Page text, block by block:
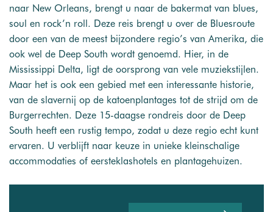
naar New Orleans, brengt u naar de bakermat van blues,
soul en rock’n roll. Deze reis brengt u over de Bluesroute
door een van de meest bijzondere regio’s van Amerika, die
ook wel de Deep South wordt genoemd. Hier, in de
Mississippi Delta, ligt de oorsprong van vele muziekstijlen.
Maar het is ook een gebied met een interessante historie,
van de slavernij op de katoenplantages tot de strijd om de
Burgerrechten. Deze 15-daagse rondreis door de Deep
South heeft een rustig tempo, zodat u deze regio echt kunt
ervaren. U verblijft naar keuze in unieke kleinschalige
accommodaties of eersteklashotels en plantagehuizen.